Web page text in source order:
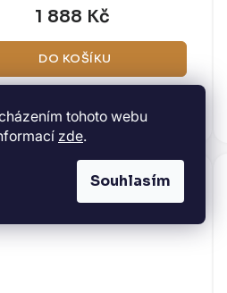
tohoto webu
zde.
Souhlasím
1 888 Kč
DO KOŠÍKU
100% modré agáve, lahvovaná bez
delšího vlivu sudu, aby si...